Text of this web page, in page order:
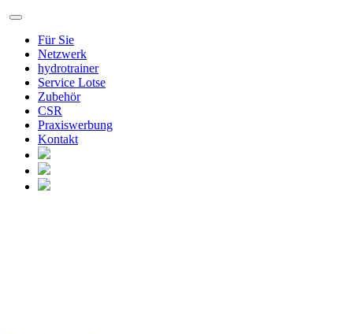
Für Sie
Netzwerk
hydrotrainer
Service Lotse
Zubehör
CSR
Praxiswerbung
Kontakt